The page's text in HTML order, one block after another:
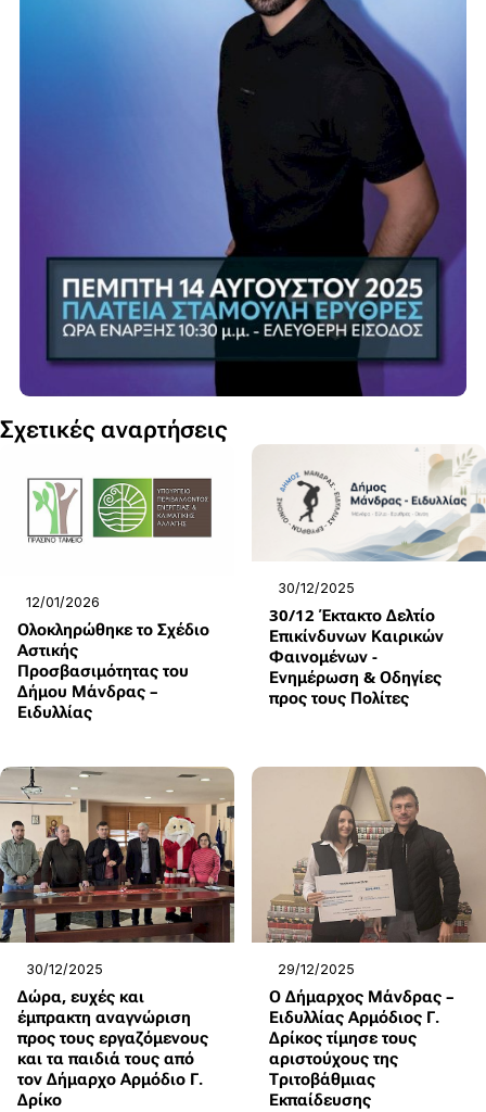
Σχετικές αναρτήσεις
12/01/2026
Ολοκληρώθηκε το Σχέδιο
Αστικής
Προσβασιμότητας του
Δήμου Μάνδρας –
Ειδυλλίας
30/12/2025
30/12 Έκτακτο Δελτίο
Επικίνδυνων Καιρικών
Φαινομένων -
Ενημέρωση & Οδηγίες
προς τους Πολίτες
30/12/2025
Δώρα, ευχές και
έμπρακτη αναγνώριση
προς τους εργαζόμενους
και τα παιδιά τους από
τον Δήμαρχο Αρμόδιο Γ.
Δρίκο
29/12/2025
Ο Δήμαρχος Μάνδρας –
Ειδυλλίας Αρμόδιος Γ.
Δρίκος τίμησε τους
αριστούχους της
Τριτοβάθμιας
Εκπαίδευσης